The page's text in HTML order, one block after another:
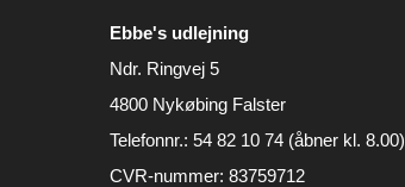
Ebbe's udlejning
Ndr. Ringvej 5
4800 Nykøbing Falster
Telefonnr.: 54 82 10 74 (åbner kl. 8.00)
CVR-nummer: 83759712